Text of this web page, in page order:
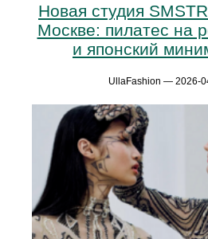
Новая студия
Москве: пилатес на
и японский
UllaFashion — 2026-